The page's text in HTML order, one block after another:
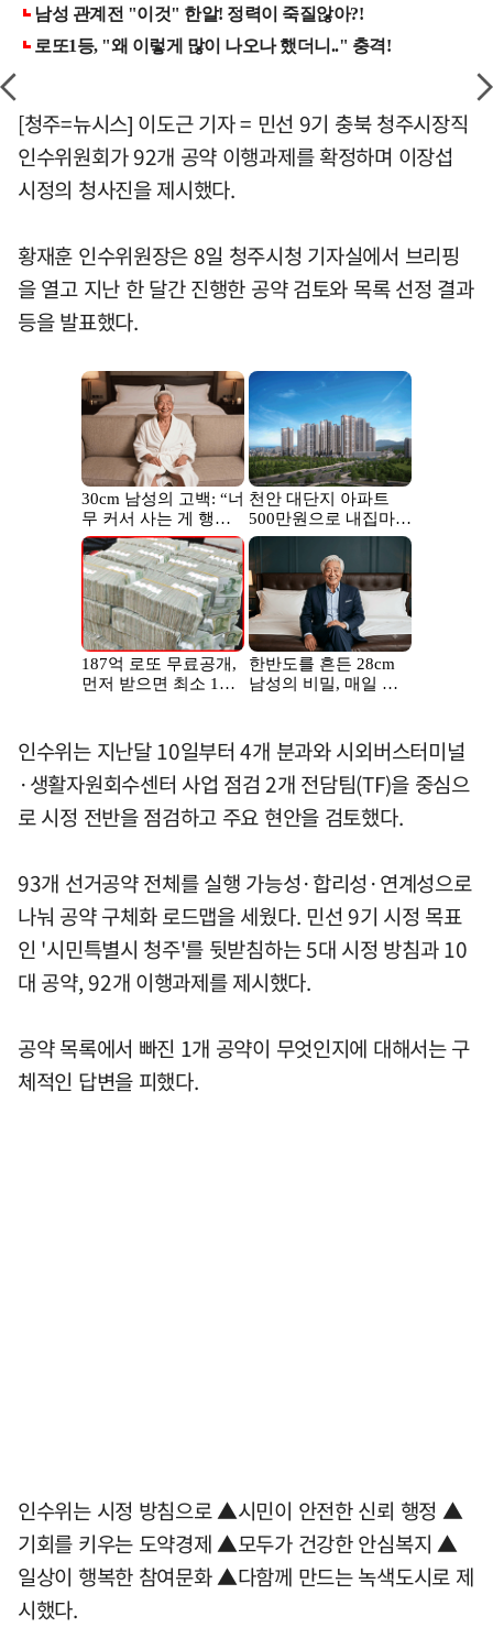
[청주=뉴시스] 이도근 기자 = 민선 9기 충북 청주시장직
인수위원회가 92개 공약 이행과제를 확정하며 이장섭
시정의 청사진을 제시했다.
황재훈 인수위원장은 8일 청주시청 기자실에서 브리핑
을 열고 지난 한 달간 진행한 공약 검토와 목록 선정 결과
등을 발표했다.
인수위는 지난달 10일부터 4개 분과와 시외버스터미널
·생활자원회수센터 사업 점검 2개 전담팀(TF)을 중심으
로 시정 전반을 점검하고 주요 현안을 검토했다.
93개 선거공약 전체를 실행 가능성·합리성·연계성으로
나눠 공약 구체화 로드맵을 세웠다. 민선 9기 시정 목표
인 '시민특별시 청주'를 뒷받침하는 5대 시정 방침과 10
대 공약, 92개 이행과제를 제시했다.
공약 목록에서 빠진 1개 공약이 무엇인지에 대해서는 구
체적인 답변을 피했다.
인수위는 시정 방침으로 ▲시민이 안전한 신뢰 행정 ▲
기회를 키우는 도약경제 ▲모두가 건강한 안심복지 ▲
일상이 행복한 참여문화 ▲다함께 만드는 녹색도시로 제
시했다.